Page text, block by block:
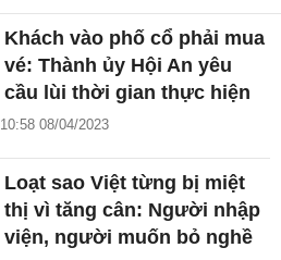
Khách vào phố cổ phải mua
vé: Thành ủy Hội An yêu
cầu lùi thời gian thực hiện
10:58 08/04/2023
Loạt sao Việt từng bị miệt
thị vì tăng cân: Người nhập
viện, người muốn bỏ nghề